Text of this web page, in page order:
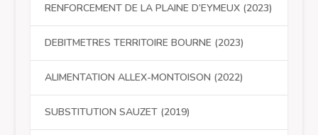
RENFORCEMENT DE LA PLAINE D’EYMEUX (2023)
DEBITMETRES TERRITOIRE BOURNE (2023)
ALIMENTATION ALLEX-MONTOISON (2022)
SUBSTITUTION SAUZET (2019)